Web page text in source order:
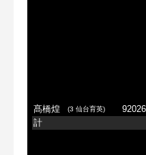
髙橋煌 (3 仙台育英)
計